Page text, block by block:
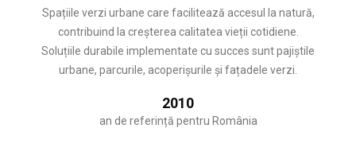
Spațiile verzi urbane care facilitează accesul la natură,
contribuind la creșterea calitatea vieții cotidiene.
Soluțiile durabile implementate cu succes sunt pajiștile
urbane, parcurile, acoperișurile și fațadele verzi.
2010
an de referință pentru România